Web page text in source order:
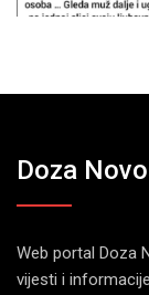
Doza
Web portal Doza
vijesti i